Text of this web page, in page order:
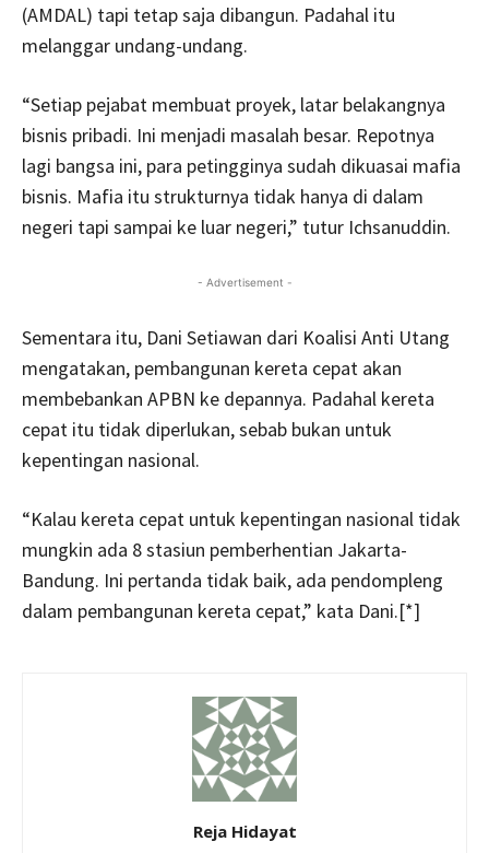
(AMDAL) tapi tetap saja dibangun. Padahal itu
melanggar undang-undang.
“Setiap pejabat membuat proyek, latar belakangnya
bisnis pribadi. Ini menjadi masalah besar. Repotnya
lagi bangsa ini, para petingginya sudah dikuasai mafia
bisnis. Mafia itu strukturnya tidak hanya di dalam
negeri tapi sampai ke luar negeri,” tutur Ichsanuddin.
- Advertisement -
Sementara itu, Dani Setiawan dari Koalisi Anti Utang
mengatakan, pembangunan kereta cepat akan
membebankan APBN ke depannya. Padahal kereta
cepat itu tidak diperlukan, sebab bukan untuk
kepentingan nasional.
“Kalau kereta cepat untuk kepentingan nasional tidak
mungkin ada 8 stasiun pemberhentian Jakarta-
Bandung. Ini pertanda tidak baik, ada pendompleng
dalam pembangunan kereta cepat,” kata Dani.[*]
Reja Hidayat